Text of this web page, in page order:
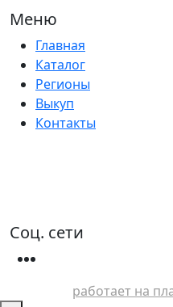
Меню
Главная
Каталог
Регионы
Выкуп
Контакты
Соц. сети
работает на